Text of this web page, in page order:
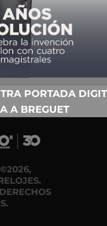
VINTAGE
PORTADA
A BREGUET